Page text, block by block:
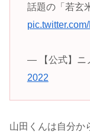
話題の「若玄
— 【公式】ニ
2022
山田くんは自分か